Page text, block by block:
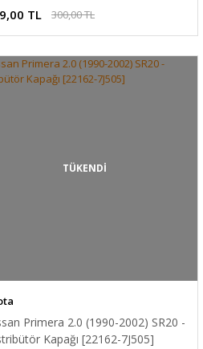
73C10]
TL 300,00 TL
TÜKENDİ
Primera 2.0 (1990-2002) SR20 -
Kapağı [22162-7J505]